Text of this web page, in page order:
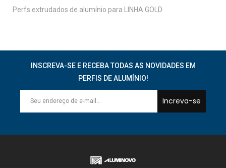
Perfs extrudados de alumínio para LINHA GOLD
INSCREVA-SE E RECEBA TODAS AS NOVIDADES EM
PERFIS DE ALUMÍNIO!
Increva-se